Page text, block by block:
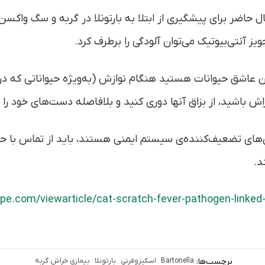
حاضر برای پیشگیری از ابتلا به بارتونلا در گربه و سگ‌
آنتی‌بیوتیک می‌توان آلودگی را برطرف کرد.
حیوانات هستید هنگام نوازش (به‌ویژه حیواناتی که
باشید، از بزاق آنها دوری کنید و بلافاصله دست‌های خود
تضعیف‌کننده‌ی سیستم ایمنی هستند، باید از تماس با
viewarticle/cat-scratch-fever-pathogen-
برچسب‌ها: Bartonella اسکیزوفرنی بارتونلا بیماری خراش گربه